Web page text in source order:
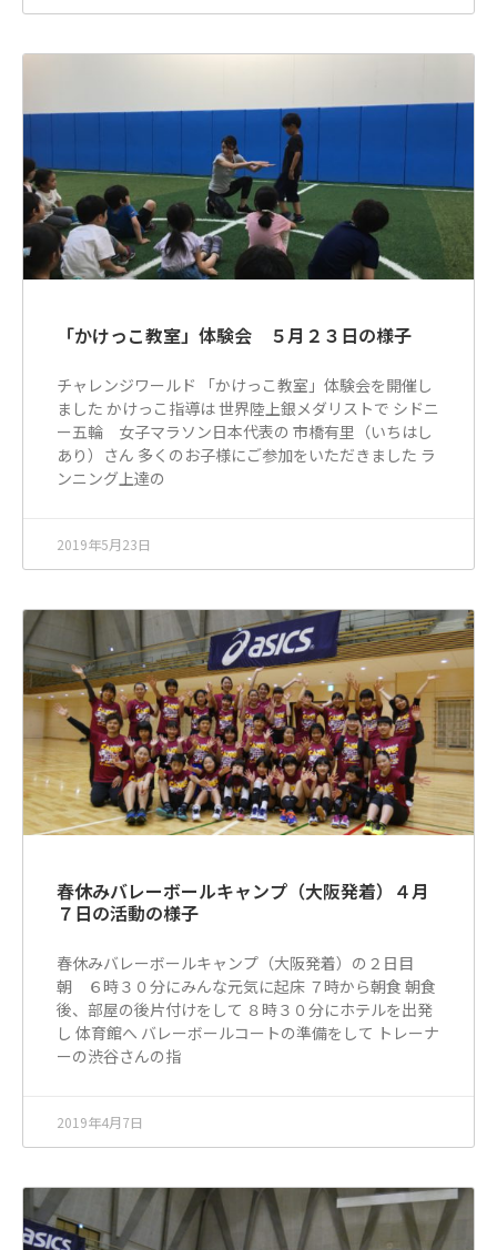
「かけっこ教室」体験会 ５月２３日の様子
チャレンジワールド 「かけっこ教室」体験会を開催し
ました かけっこ指導は 世界陸上銀メダリストで シドニ
ー五輪 女子マラソン日本代表の 市橋有里（いちはし
あり）さん 多くのお子様にご参加をいただきました ラ
ンニング上達の
2019年5月23日
春休みバレーボールキャンプ（大阪発着）４月
７日の活動の様子
春休みバレーボールキャンプ（大阪発着）の２日目
朝 ６時３０分にみんな元気に起床 ７時から朝食 朝食
後、部屋の後片付けをして ８時３０分にホテルを出発
し 体育館へ バレーボールコートの準備をして トレーナ
ーの渋谷さんの指
2019年4月7日